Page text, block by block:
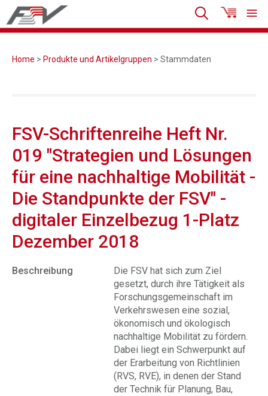
Home > Produkte und Artikelgruppen > Stammdaten
FSV-Schriftenreihe Heft Nr.
019 "Strategien und Lösungen
für eine nachhaltige Mobilität -
Die Standpunkte der FSV" -
digitaler Einzelbezug 1-Platz
Dezember 2018
Beschreibung
Die FSV hat sich zum Ziel
gesetzt, durch ihre Tätigkeit als
Forschungsgemeinschaft im
Verkehrswesen eine sozial,
ökonomisch und ökologisch
nachhaltige Mobilität zu fördern.
Dabei liegt ein Schwerpunkt auf
der Erarbeitung von Richtlinien
(RVS, RVE), in denen der Stand
der Technik für Planung, Bau,